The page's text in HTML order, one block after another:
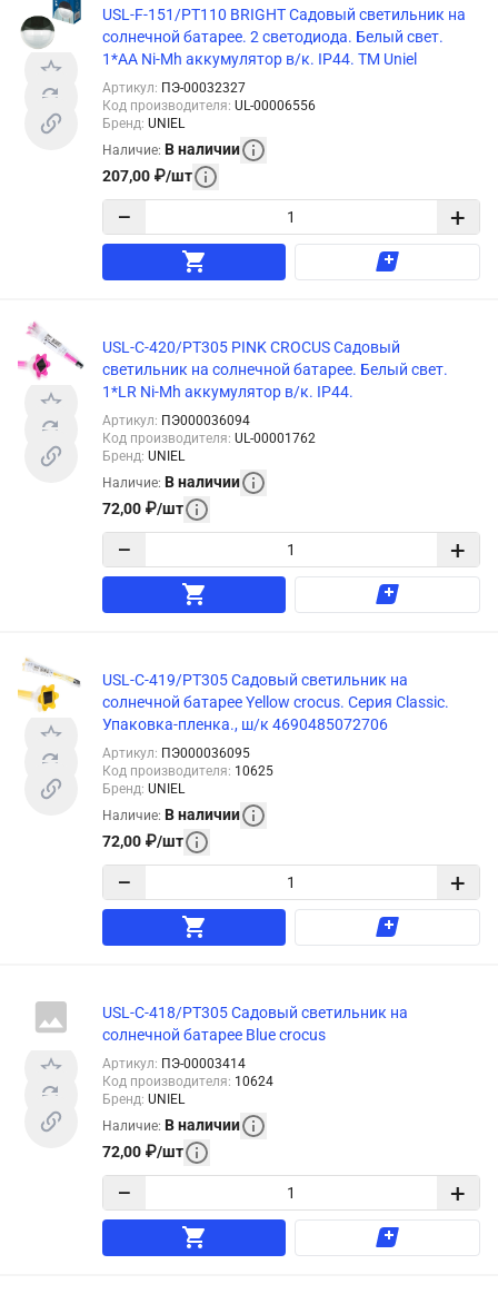
USL-F-151/PТ110 BRIGHT Садовый светильник на
солнечной батарее. 2 светодиода. Белый свет.
1*АА Ni-Mh аккумулятор в/к. IP44. TM Uniel
Артикул: ПЭ-00032327
Код производителя: UL-00006556
Бренд: UNIEL
Наличие: В наличии
207,00 ₽/шт
− +
USL-C-420/PT305 PINK CROCUS Садовый
светильник на солнечной батарее. Белый свет.
1*LR Ni-Mh аккумулятор в/к. IP44.
Артикул: ПЭ000036094
Код производителя: UL-00001762
Бренд: UNIEL
Наличие: В наличии
72,00 ₽/шт
− +
USL-C-419/PT305 Cадовый светильник на
солнечной батарее Yellow crocus. Серия Classic.
Упаковка-пленка., ш/к 4690485072706
Артикул: ПЭ000036095
Код производителя: 10625
Бренд: UNIEL
Наличие: В наличии
72,00 ₽/шт
− +
USL-C-418/PT305 Cадовый светильник на
солнечной батарее Blue crocus
Артикул: ПЭ-00003414
Код производителя: 10624
Бренд: UNIEL
Наличие: В наличии
72,00 ₽/шт
− +